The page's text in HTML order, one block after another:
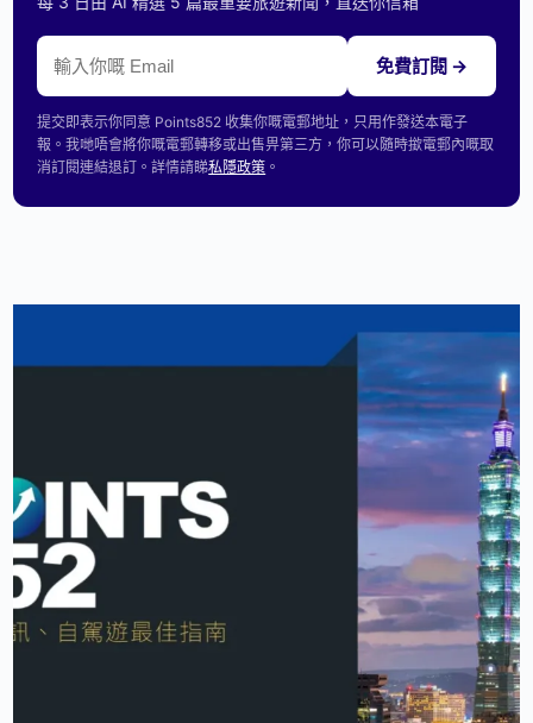
免費訂閱 →
提交即表示你同意 Points852 收集你嘅電郵地址，只用作發送本電子
報。我哋唔會將你嘅電郵轉移或出售畀第三方，你可以隨時撳電郵內嘅取
消訂閱連結退訂。詳情請睇私隱政策 。